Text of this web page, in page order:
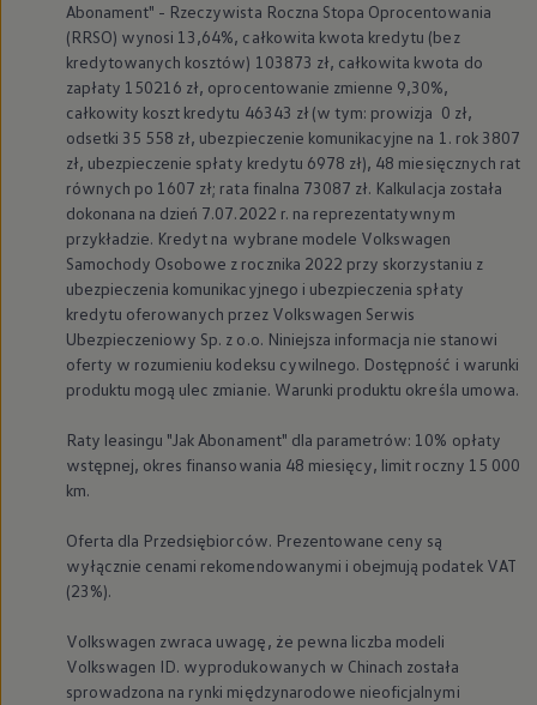
Abonament" - Rzeczywista Roczna Stopa Oprocentowania
(RRSO) wynosi 13,64%, całkowita kwota kredytu (bez
kredytowanych kosztów) 103873 zł, całkowita kwota do
zapłaty 150216 zł, oprocentowanie zmienne 9,30%,
całkowity koszt kredytu 46343 zł (w tym: prowizja 0 zł,
odsetki 35 558 zł, ubezpieczenie komunikacyjne na 1. rok 3807
zł, ubezpieczenie spłaty kredytu 6978 zł), 48 miesięcznych rat
równych po 1607 zł; rata finalna 73087 zł. Kalkulacja została
dokonana na dzień 7.07.2022 r. na reprezentatywnym
przykładzie. Kredyt na wybrane modele Volkswagen
Samochody Osobowe z rocznika 2022 przy skorzystaniu z
ubezpieczenia komunikacyjnego i ubezpieczenia spłaty
kredytu oferowanych przez Volkswagen Serwis
Ubezpieczeniowy Sp. z o.o. Niniejsza informacja nie stanowi
oferty w rozumieniu kodeksu cywilnego. Dostępność i warunki
produktu mogą ulec zmianie. Warunki produktu określa umowa.
Raty leasingu "Jak Abonament" dla parametrów: 10% opłaty
wstępnej, okres finansowania 48 miesięcy, limit roczny 15 000
km.
Oferta dla Przedsiębiorców. Prezentowane ceny są
wyłącznie cenami rekomendowanymi i obejmują podatek VAT
(23%).
Volkswagen zwraca uwagę, że pewna liczba modeli
Volkswagen ID. wyprodukowanych w Chinach została
sprowadzona na rynki międzynarodowe nieoficjalnymi